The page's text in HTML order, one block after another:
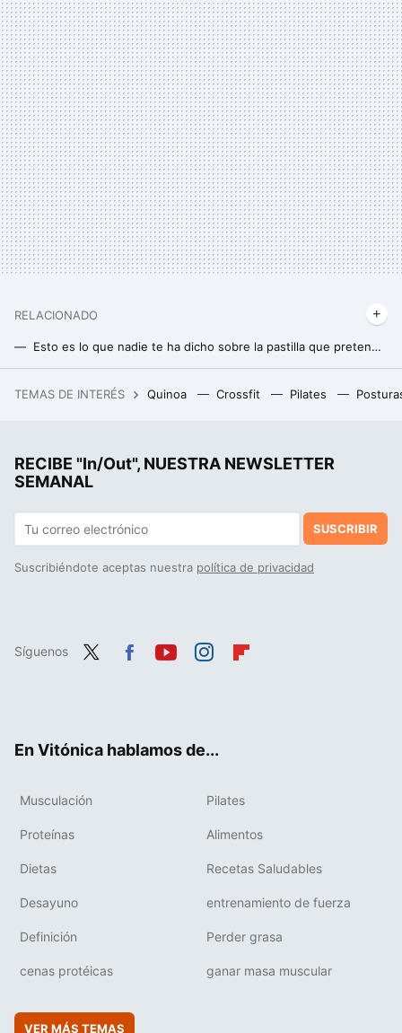
RELACIONADO
Esto es lo que nadie te ha dicho sobre la pastilla que pretende reemplazar al ejercicio
TEMAS DE INTERÉS Quinoa Crossfit Pilates
RECIBE "In/Out", NUESTRA NEWSLETTER
SEMANAL
SUSCRIBIR
Suscribiéndote aceptas nuestra política de privacidad
Síguenos
En Vitónica hablamos de...
Musculación Pilates
Proteínas Alimentos
Dietas Recetas Saludables
Desayuno entrenamiento de fuerza
Definición Perder grasa
cenas protéicas ganar masa muscular
VER MÁS TEMAS